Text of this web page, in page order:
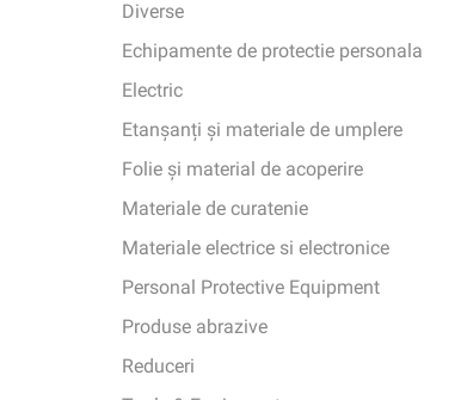
Diverse
Echipamente de protectie personala
Electric
Etanșanți și materiale de umplere
Folie și material de acoperire
Materiale de curatenie
Materiale electrice si electronice
Personal Protective Equipment
Produse abrazive
Reduceri